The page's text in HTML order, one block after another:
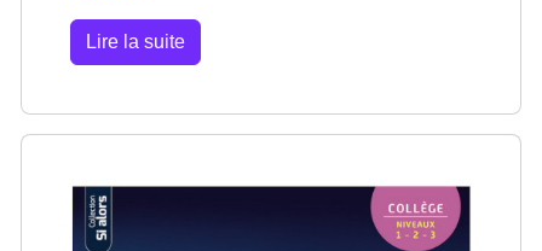
Lire la suite